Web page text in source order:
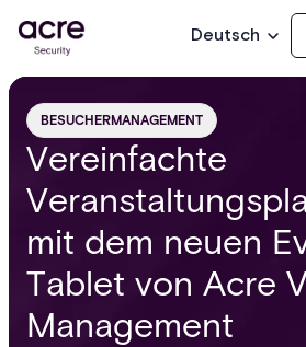
Deutsch
BESUCHERMANAGEMENT
Vereinfachte
mit dem neuen
Tablet von Acre
Management